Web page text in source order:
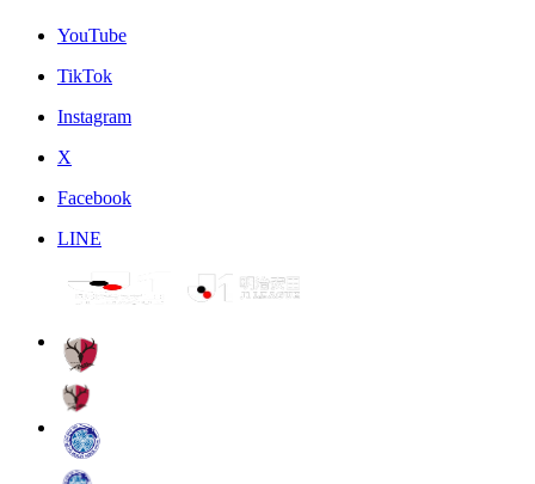
YouTube
TikTok
Instagram
X
Facebook
LINE